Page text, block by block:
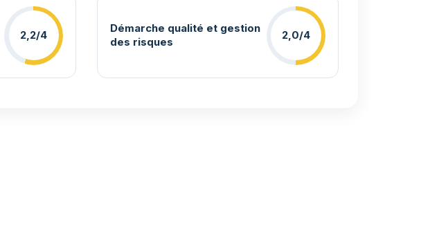
2,2/4
Démarche qualité et gestion
des risques
2,0/4